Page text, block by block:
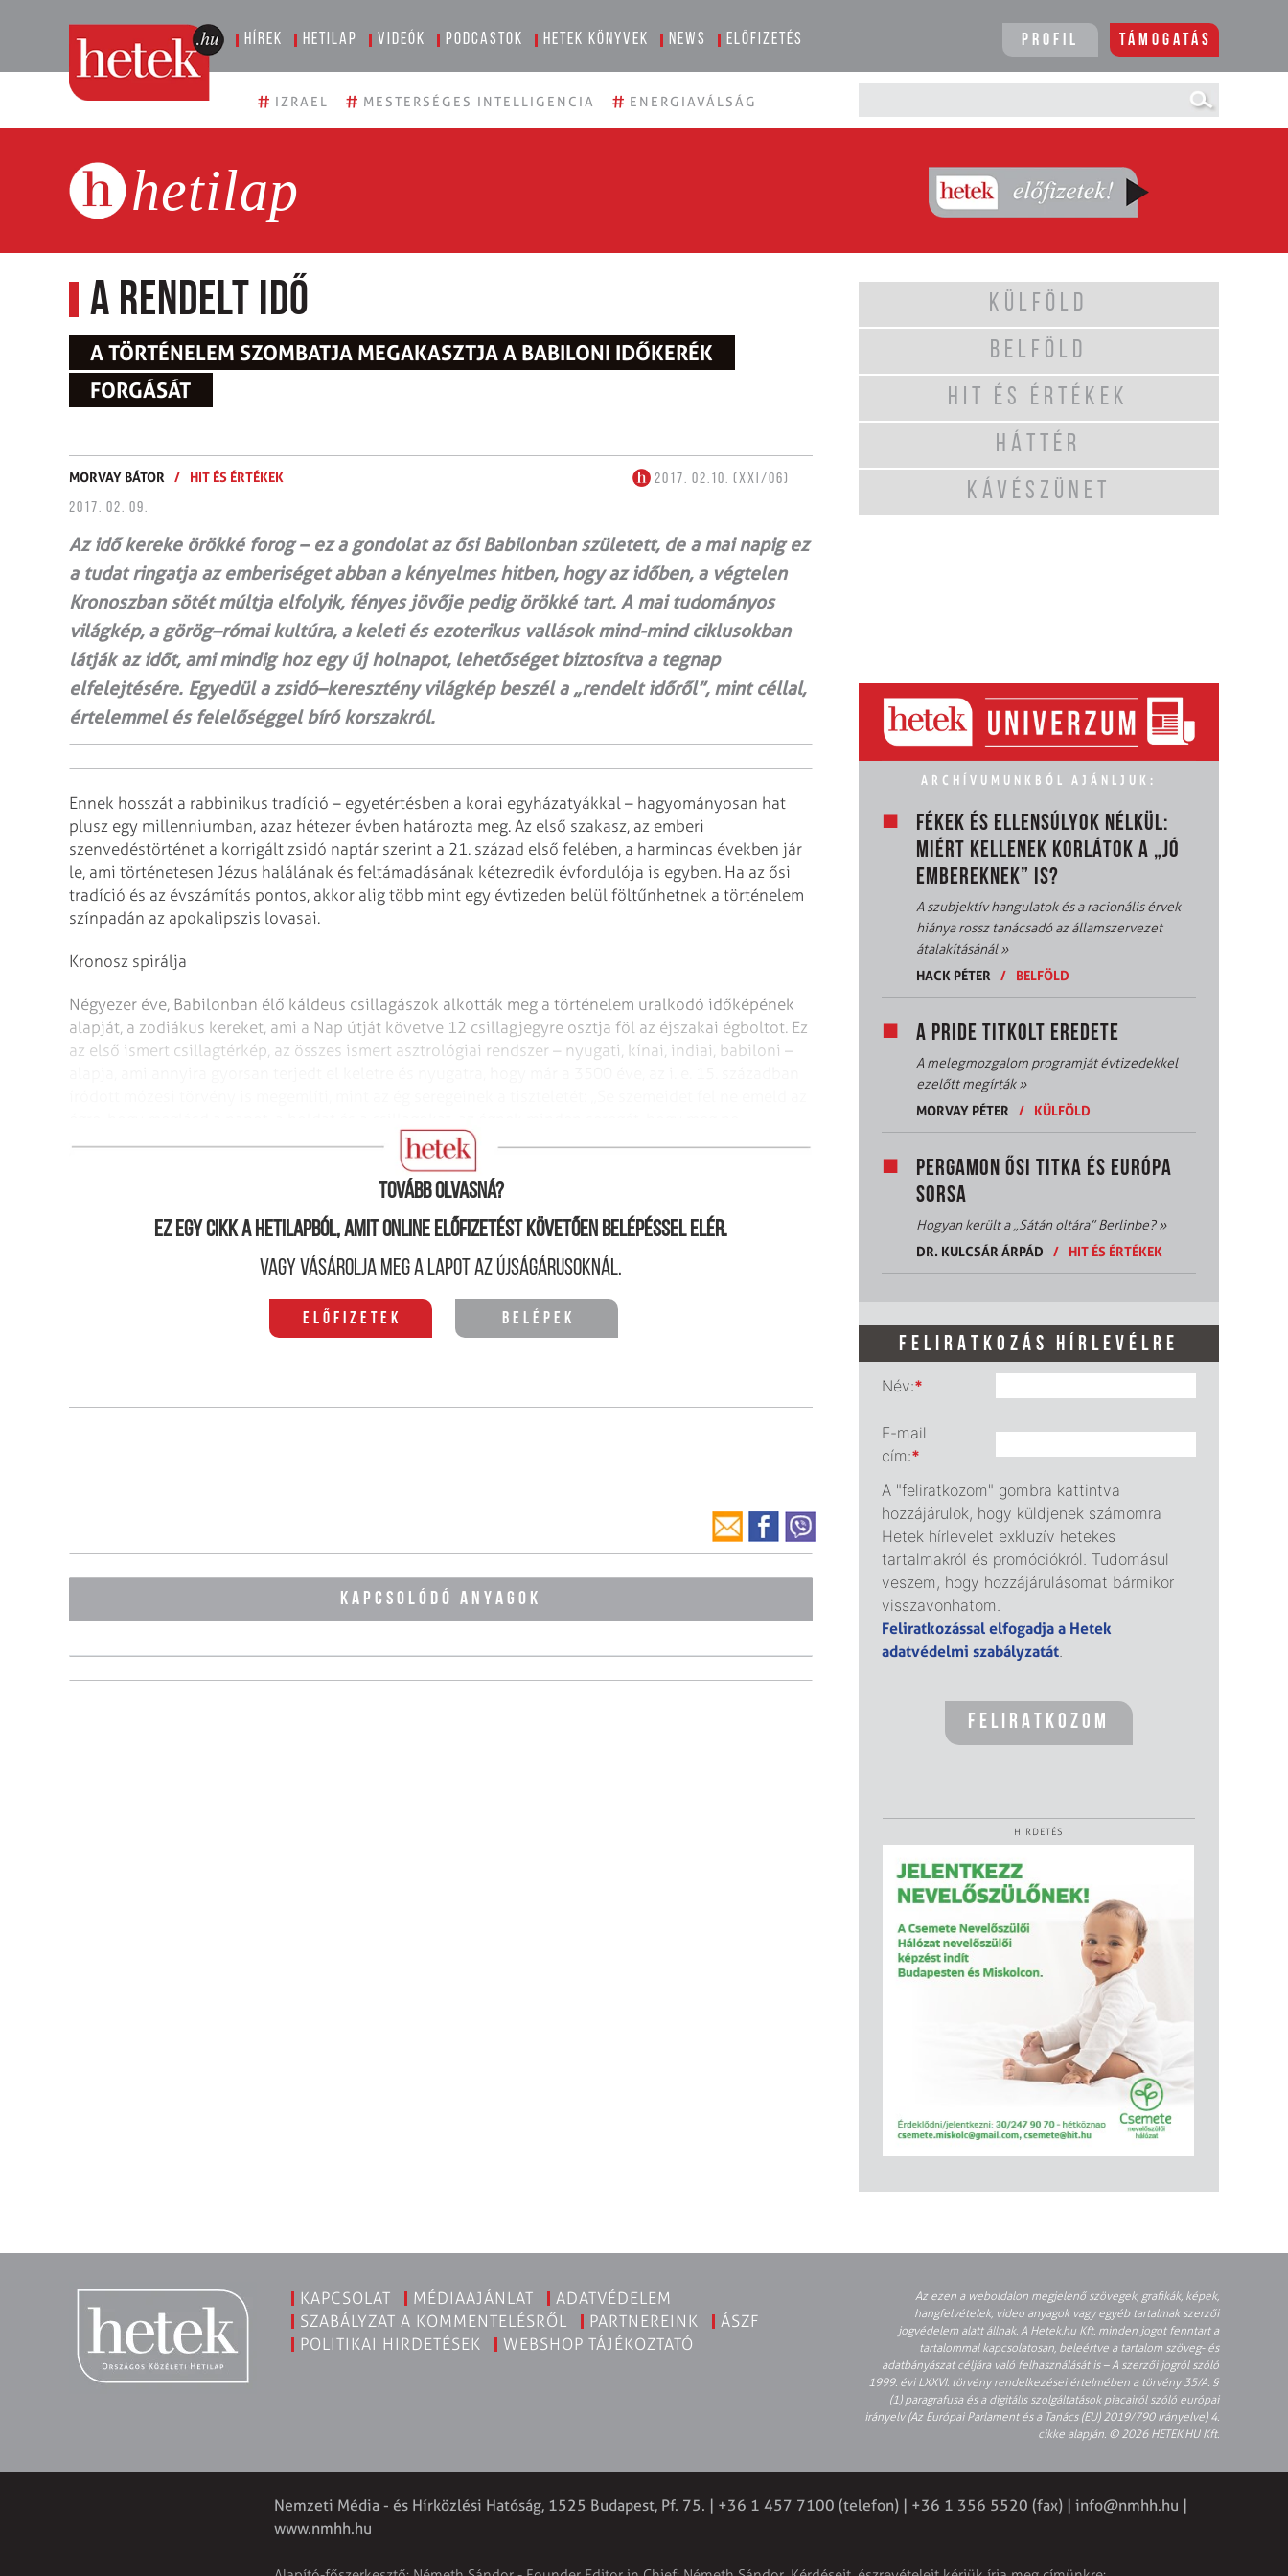
Hírek Hetilap Videók Podcastok Hetek könyvek News Előfizetés Profil Támogatás
# IZRAEL # MESTERSÉGES INTELLIGENCIA # ENERGIAVÁLSÁG
hetilap
A rendelt idő
A TÖRTÉNELEM SZOMBATJA MEGAKASZTJA A BABILONI IDŐKERÉK
FORGÁSÁT
MORVAY BÁTOR / HIT ÉS ÉRTÉKEK
2017. 02.10. (XXI/06)
2017. 02. 09.
Az idő kereke örökké forog – ez a gondolat az ősi Babilonban született, de a mai napig ez
a tudat ringatja az emberiséget abban a kényelmes hitben, hogy az időben, a végtelen
Kronoszban sötét múltja elfolyik, fényes jövője pedig örökké tart. A mai tudományos
világkép, a görög–római kultúra, a keleti és ezoterikus vallások mind-mind ciklusokban
látják az időt, ami mindig hoz egy új holnapot, lehetőséget biztosítva a tegnap
elfelejtésére. Egyedül a zsidó–keresztény világkép beszél a „rendelt időről”, mint céllal,
értelemmel és fe­le­lőséggel bíró korszakról.
Ennek hosszát a rabbinikus tradíció – egyetértésben a korai egyházatyákkal – hagyományosan hat
plusz egy millenniumban, azaz hétezer évben határozta meg. Az első szakasz, az emberi
szenvedéstörténet a korrigált zsidó naptár szerint a 21. század első felében, a harmincas években jár
le, ami történetesen Jézus halálának és feltámadásának kétezredik évfordulója is egyben. Ha az ősi
tradíció és az évszámítás pontos, akkor alig több mint egy évtizeden belül föltűnhetnek a történelem
színpadán az apokalipszis lovasai.
Kronosz spirálja
Négyezer éve, Babilonban élő káldeus csillagászok alkották meg a történelem uralkodó időképének
alapját, a zodiákus kereket, ami a Nap útját követve 12 csillagjegyre osztja föl az éjszakai égboltot. Ez
az első ismert csillagtérkép, az összes ismert asztrológiai rendszer – nyugati, kínai, indiai, babiloni –
tántorodjál, és le ne borulj azok előtt, és ne tiszteljed azokat…” (5 Mózes 4:19)
Tovább olvasná?
Ez egy cikk a hetilapból, amit online előfizetést követően belépéssel elér.
Vagy vásárolja meg a lapot az újságárusoknál.
Előfizetek Belépek
KAPCSOLÓDÓ ANYAGOK
KÜLFÖLD
BELFÖLD
HIT ÉS ÉRTÉKEK
HÁTTÉR
KÁVÉSZÜNET
ARCHÍVUMUNKBÓL AJÁNLJUK:
FÉKEK ÉS ELLENSÚLYOK NÉLKÜL:
MIÉRT KELLENEK KORLÁTOK A „JÓ
EMBEREKNEK” IS?
A szubjektív hangulatok és a racionális érvek
hiánya rossz tanácsadó az államszervezet
átalakításánál»
HACK PÉTER
/ BELFÖLD
A PRIDE TITKOLT EREDETE
A melegmozgalom programját évtizedekkel
ezelőtt megírták»
MORVAY PÉTER
/ KÜLFÖLD
PERGAMON ŐSI TITKA ÉS EURÓPA
SORSA
Hogyan került a „Sátán oltára” Berlinbe?»
DR. KULCSÁR ÁRPÁD
/ HIT ÉS ÉRTÉKEK
FELIRATKOZÁS HÍRLEVÉLRE
Név:*
E-mail
cím:*
A "feliratkozom" gombra kattintva
hozzájárulok, hogy küldjenek számomra
Hetek hírlevelet exkluzív hetekes
tartalmakról és promóciókról. Tudomásul
veszem, hogy hozzájárulásomat bármikor
visszavonhatom.
Feliratkozással elfogadja a Hetek
adatvédelmi szabályzatát.
HIRDETÉS
KAPCSOLAT MÉDIAAJÁNLAT
ADATVÉDELEM
SZABÁLYZAT A KOMMENTELÉSRŐL
PARTNEREINK
ÁSZF
POLITIKAI HIRDETÉSEK
WEBSHOP TÁJÉKOZTATÓ
Az ezen a weboldalon megjelenő szövegek, grafikák, képek,
hangfelvételek, video anyagok vagy egyéb tartalmak szerzői
jogvédelem alatt állnak. A Hetek.hu Kft. minden jogot fenntart a
tartalommal kapcsolatosan, beleértve a tartalom szöveg- és
adatbányászat céljára való felhasználását is – A szerzői jogról szóló
1999. évi LXXVI. törvény rendelkezései értelmében a törvény 35/A. §
(1) paragrafusa és a digitális szolgáltatások piacairól szóló európai
irányelv (Az Európai Parlament és a Tanács (EU) 2019/790 Irányelve) 4.
cikke alapján. © 2026 HETEK.HU Kft.
Nemzeti Média - és Hírközlési Hatóság, 1525 Budapest, Pf. 75. | +36 1 457 7100 (telefon) | +36 1 356 5520 (fax) | info@nmhh.hu
www.nmhh.hu